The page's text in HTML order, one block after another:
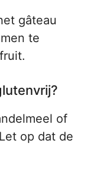
gâteau
te
of
op dat de